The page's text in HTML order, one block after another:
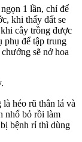
1 lần, chỉ để
khi thấy đất se
cây trồng được
phụ để tập trung
sẽ nở hoa
héo rũ thân lá và
nhổ bỏ rồi làm
bệnh rỉ thì dùng